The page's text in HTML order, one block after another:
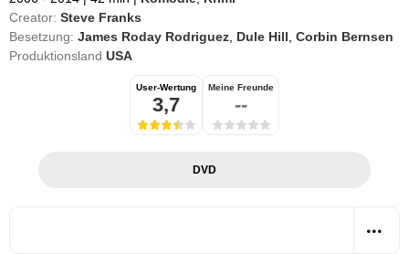
Creator: Steve Franks
Besetzung: James Roday Rodriguez Dule Hill Corbin Bernsen
Produktionsland USA
User-Wertung
3,7
Meine Freunde
--
DVD